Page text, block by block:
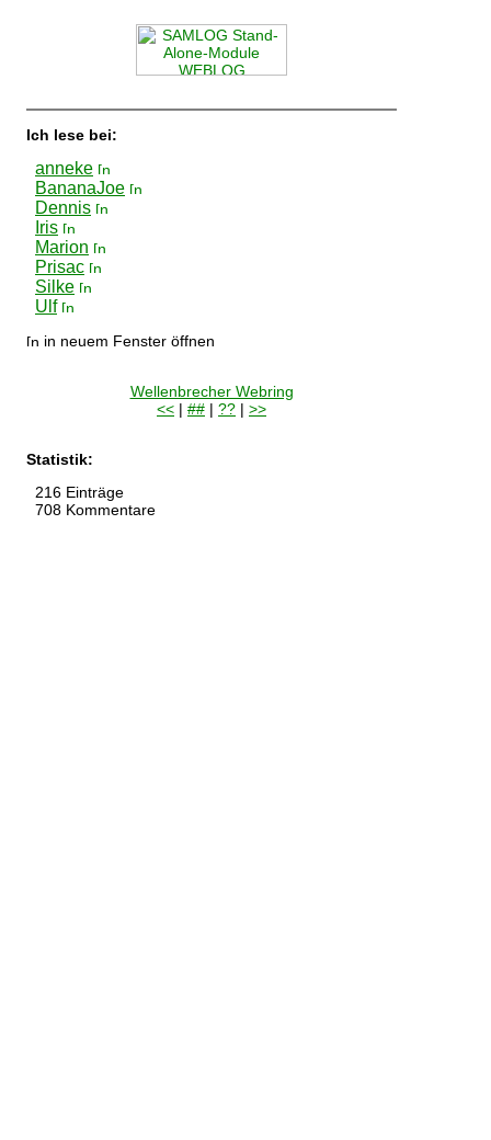
Ich lese bei:
anneke
BananaJoe
Dennis
Iris
Marion
Prisac
Silke
Ulf
in neuem Fenster öffnen
Wellenbrecher Webring
<< | ## | ?? | >>
Statistik:
216 Einträge
708 Kommentare